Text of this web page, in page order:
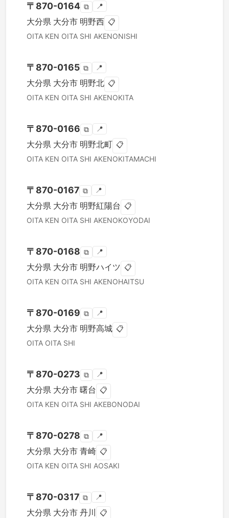
〒 870-0164 ⧉ 📍
大分県 大分市 明野西 📋
OITA KEN OITA SHI AKENONISHI
〒 870-0165 ⧉ 📍
大分県 大分市 明野北 📋
OITA KEN OITA SHI AKENOKITA
〒 870-0166 ⧉ 📍
大分県 大分市 明野北町 📋
OITA KEN OITA SHI AKENOKITAMACHI
〒 870-0167 ⧉ 📍
大分県 大分市 明野紅陽台 📋
OITA KEN OITA SHI AKENOKOYODAI
〒 870-0168 ⧉ 📍
大分県 大分市 明野ハイツ 📋
OITA KEN OITA SHI AKENOHAITSU
〒 870-0169 ⧉ 📍
大分県 大分市 明野高城 📋
OITA OITA SHI
〒 870-0273 ⧉ 📍
大分県 大分市 曙台 📋
OITA KEN OITA SHI AKEBONODAI
〒 870-0278 ⧉ 📍
大分県 大分市 青崎 📋
OITA KEN OITA SHI AOSAKI
〒 870-0317 ⧉ 📍
大分県 大分市 丹川 📋